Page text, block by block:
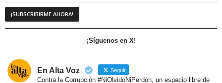
¡Síguenos en X!
En Alta Voz Seguir
Contra la Corrupción #NiOlvidoNiPerdón, un espacio libre de